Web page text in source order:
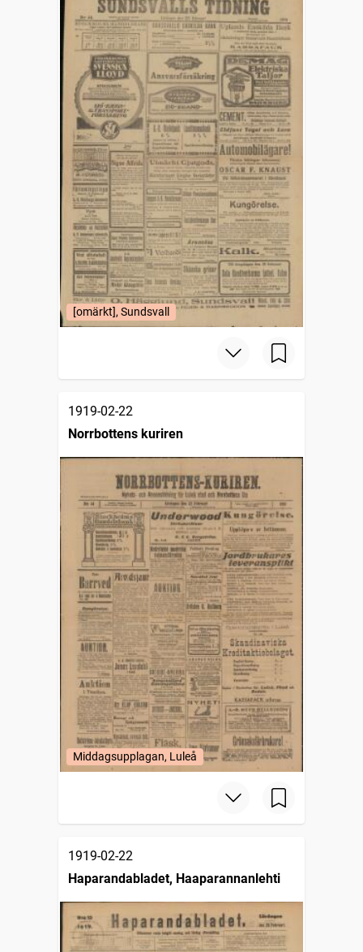
[omärkt], Sundsvall
1919-02-22
Norrbottens kuriren
Middagsupplagan, Luleå
1919-02-22
Haparandabladet, Haaparannanlehti